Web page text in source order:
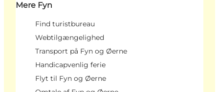
Mere Fyn
Find turistbureau
Webtilgængelighed
Transport på Fyn og Øerne
Handicapvenlig ferie
Flyt til Fyn og Øerne